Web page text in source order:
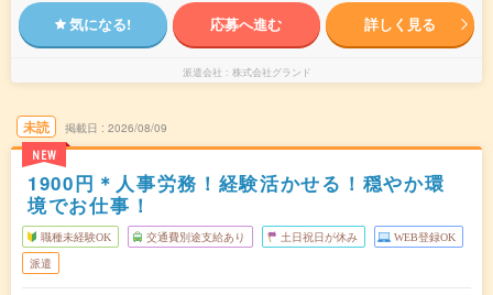
気になる! 応募へ進む 詳しく見る
派遣会社 株式会社グランド
未読
NEW
掲載日 2026/08/09
1900円＊人事労務！経験活かせる！穏やか環
境でお仕事！
職種未経験OK 交通費別途支給あり 土日祝日が休み WEB登録OK
派遣